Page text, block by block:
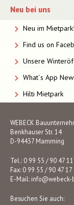
Neu bei uns
Neu im
Find us on
Unsere
What´s App
Hilti Mietpark
WEBECK
Benkhauser Str. 14
D-94437 Mamming
Tel.: 0 99 55 / 90 47 11
Fax: 0 99 55 / 90 47 17
E-Mail:
Besuchen Sie auch: